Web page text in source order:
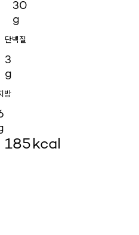
30
g
단백질
3
g
방
185kcal